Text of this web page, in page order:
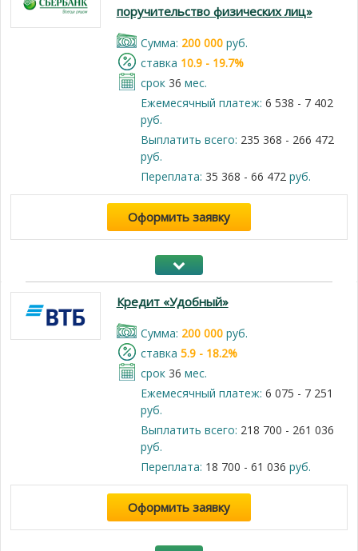
поручительство физических лиц»
Cумма: 200 000руб.
cтавка 10.9 - 19.7%
срок 36 мес.
Ежемесячный платеж: 6 538 - 7 402
руб.
Выплатить всего: 235 368 - 266 472
руб.
Переплата: 35 368 - 66 472руб.
Оформить заявку
Кредит «Удобный»
Cумма: 200 000руб.
cтавка 5.9 - 18.2%
срок 36 мес.
Ежемесячный платеж: 6 075 - 7 251
руб.
Выплатить всего: 218 700 - 261 036
руб.
Переплата: 18 700 - 61 036 руб.
Оформить заявку